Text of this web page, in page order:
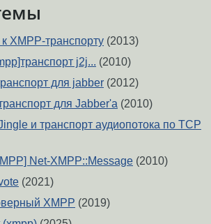
XMPP-транспорту (2013)
j2j... (2010)
для jabber (2012)
для Jabber'а (2010)
и транспорт аудиопотока по TCP
Net-XMPP::Message (2010)
(2021)
XMPP (2019)